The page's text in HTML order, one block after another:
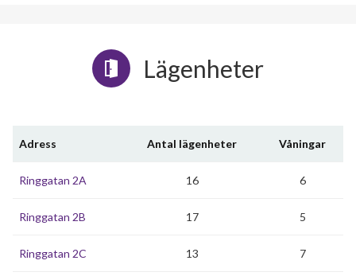
Lägenheter
Adress Antal lägenheter Våningar
Ringgatan 2A 16 6
Ringgatan 2B 17 5
Ringgatan 2C 13 7